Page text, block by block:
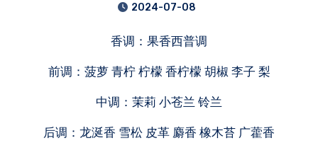
2024-07-08
香调：果香西普调
前调：菠萝 青柠 柠檬 香柠檬 胡椒 李子 梨
中调：茉莉 小苍兰 铃兰
后调：龙涎香 雪松 皮革 麝香 橡木苔 广藿香